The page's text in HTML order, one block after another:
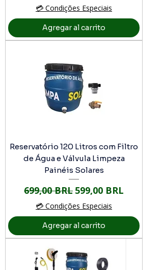
💳 Condições Especiais
Agregar al carrito
Reservatório 120 Litros com Filtro
de Água e Válvula Limpeza
Painéis Solares
Precio
699,00 BRL Precio de oferta
599,00 BRL
💳 Condições Especiais
Agregar al carrito